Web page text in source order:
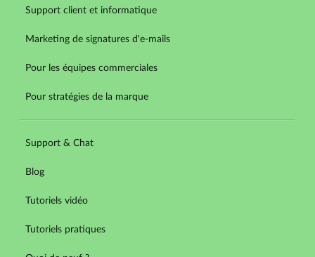
Support client et informatique
Marketing de signatures d'e-mails
Pour les équipes commerciales
Pour stratégies de la marque
Support & Chat
Blog
Tutoriels vidéo
Tutoriels pratiques